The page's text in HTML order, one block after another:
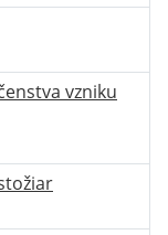
vzniku